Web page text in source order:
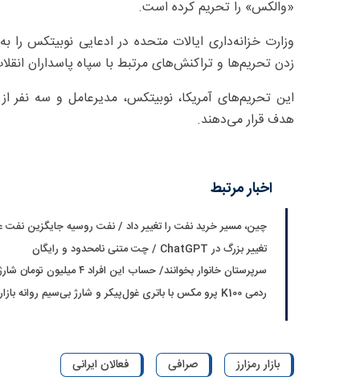
«والکس» را تحریم کرده است.
وزارت خزانه‌داری ایالات متحده در ادعایی نوبیتکس
زدن تحریم‌ها و تراکنش‌های مرتبط با سپاه پاسداران
این تحریم‌های آمریکا، نوبیتکس، مدیرعامل و سه نفر
هدف قرار می‌دهند.
اخبار مرتبط
چین، مسیر خرید نفت را تغییر داد / نفت روسیه جایگزین نفت
تغییر بزرگ در ChatGPT / چت متنی نامحدود و رایگان
سرپرستان خانوار بخوانند/ حساب این افراد ۴ میلیون تومان شارژ شد
ردمی K100 پرو مکس با باتری غول‌پیکر و شارژ بی‌سیم روانه بازار می‌شود
بازار رمزارز صرافی فعالان ایرانی